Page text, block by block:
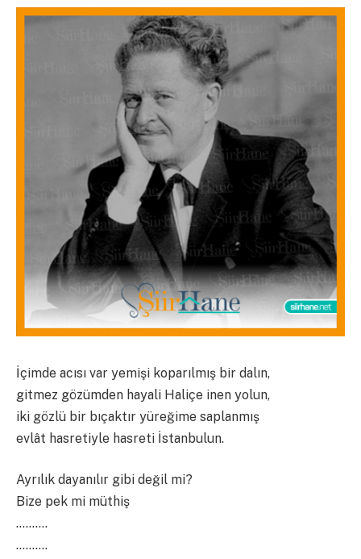
İçimde acısı var yemişi koparılmış bir dalın,
gitmez gözümden hayali Haliçe inen yolun,
iki gözlü bir bıçaktır yüreğime saplanmış
evlât hasretiyle hasreti İstanbulun.
Ayrılık dayanılır gibi değil mi?
Bize pek mi müthiş
……….
……….